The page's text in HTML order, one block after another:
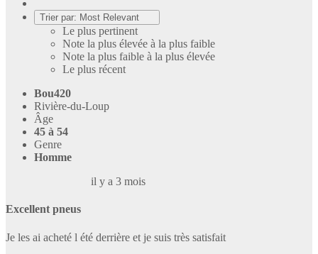
Trier par: Most Relevant
Le plus pertinent
Note la plus élevée à la plus faible
Note la plus faible à la plus élevée
Le plus récent
Bou420
Rivière-du-Loup
Âge
45 à 54
Genre
Homme
il y a 3 mois
Excellent pneus
Je les ai acheté l été derrière et je suis très satisfait